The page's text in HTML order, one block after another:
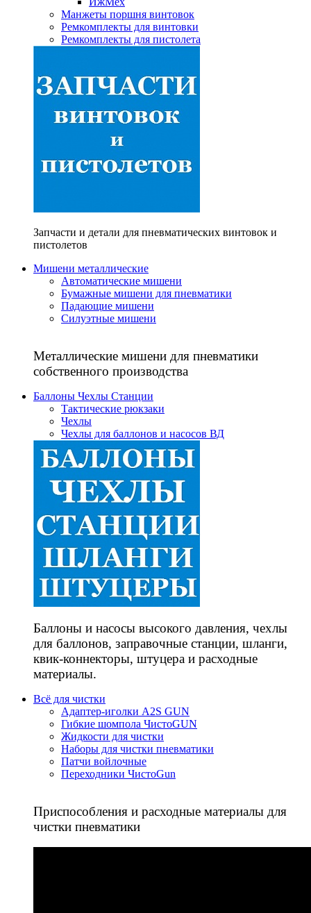
Манжеты поршня винтовок
Ремкомплекты для винтовки
Ремкомплекты для пистолета
Запчасти и детали для пневматических винтовок и
пистолетов
Мишени металлические
Автоматические мишени
Бумажные мишени для пневматики
Падающие мишени
Силуэтные мишени
Металлические мишени для пневматики
собственного производства
Баллоны Чехлы Станции
Тактические рюкзаки
Чехлы
Чехлы для баллонов и насосов ВД
Баллоны и насосы высокого давления, чехлы
для баллонов, заправочные станции, шланги,
квик-коннекторы, штуцера и расходные
материалы.
Всё для чистки
Адаптер-иголки A2S GUN
Гибкие шомпола ЧистоGUN
Жидкости для чистки
Наборы для чистки пневматики
Патчи войлочные
Переходники ЧистоGun
Приспособления и расходные материалы для
чистки пневматики